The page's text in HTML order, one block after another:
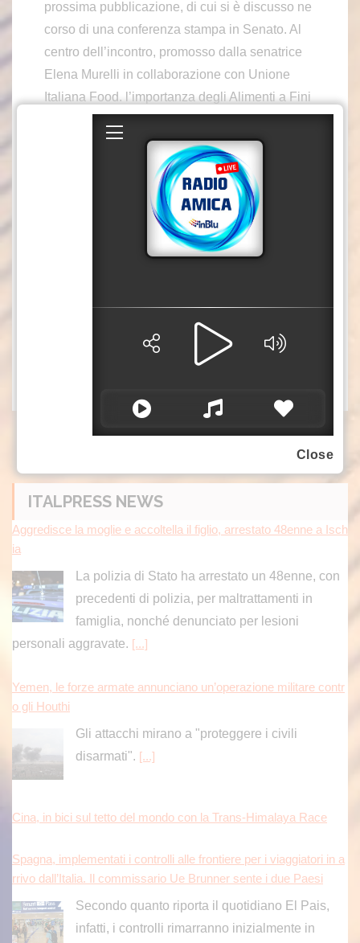
prossima pubblicazione, di cui si è discusso ne
corso di una conferenza stampa in Senato. Al
centro dell’incontro, promosso dalla senatrice
Elena Murelli in collaborazione con Unione
Italiana Food. l’importanza degli Alimenti a Fini
riconoscimento nei Livelli Essenziali di
Assistenza, l’accesso agli Alimenti a Fini
Medici Speciali non è garantito in modo
uniforme sul territorio nazionale. Ne deriva una
situazione a macchia di leopardo: alcuni
pazienti riescono ad accedere ai supporti
burocratici complessi o rinunciare al
ITALPRESS NEWS
Aggredisce la moglie e accoltella il figlio, arrestato 48enne a Isch
ia
La polizia di Stato ha arrestato un 48enne, con
precedenti di polizia, per maltrattamenti in
famiglia, nonché denunciato per lesioni
personali aggravate. [...]
Yemen, le forze armate annunciano un’operazione militare contr
o gli Houthi
Gli attacchi mirano a "proteggere i civili
disarmati". [...]
Cina, in bici sul tetto del mondo con la Trans-Himalaya Race
Spagna, implementati i controlli alle frontiere per i viaggiatori in a
rrivo dall’Italia. Il commissario Ue Brunner sente i due Paesi
Secondo quanto riporta il quotidiano El Pais,
infatti, i controlli rimarranno inizialmente in
Close